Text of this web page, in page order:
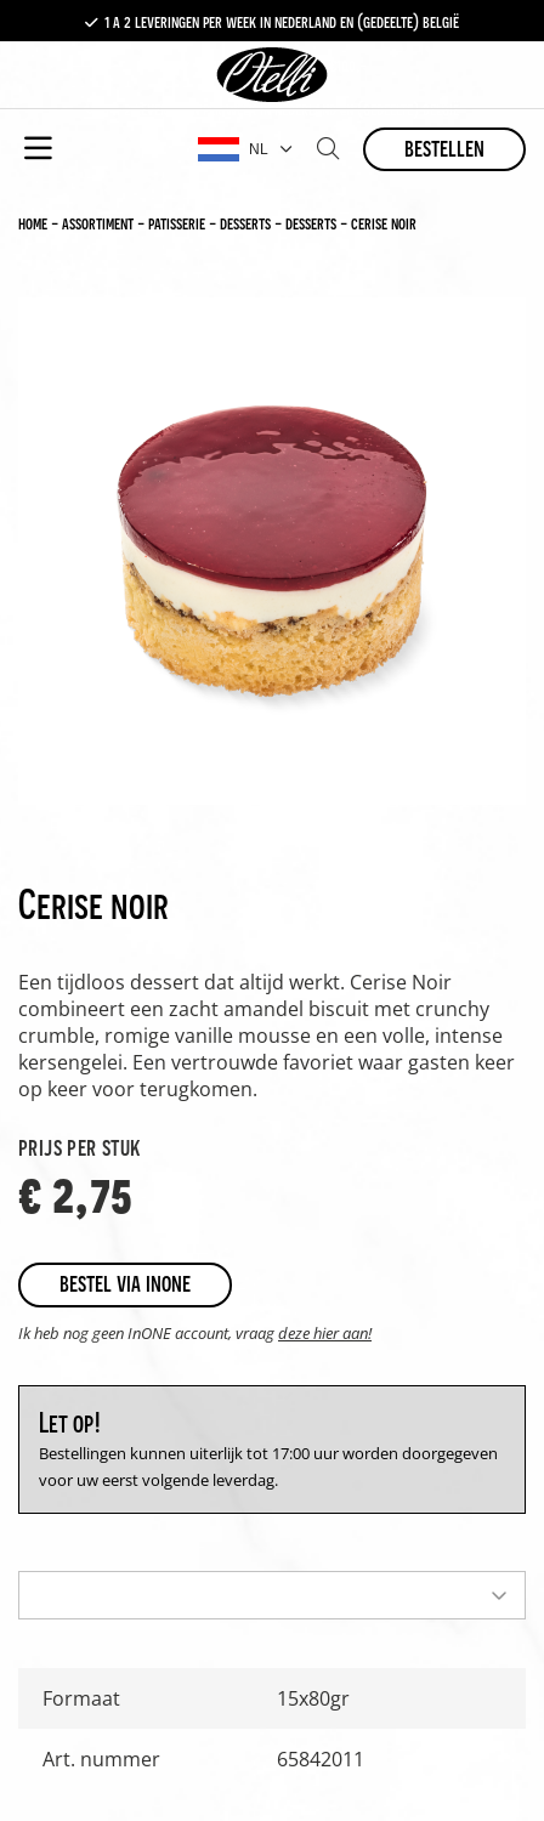
1 a 2 leveringen per week in nederland en (gedeelte) belgië
gratis levering vanaf €100,-
1 a 2 leveringen per week in nederland en (gedeelte) belgië
NL bestellen
home-assortiment-patisserie-desserts-desserts-cerise noir
Cerise noir
Een tijdloos dessert dat altijd werkt. Cerise Noir
combineert een zacht amandel biscuit met crunchy
crumble, romige vanille mousse en een volle, intense
kersengelei. Een vertrouwde favoriet waar gasten keer
op keer voor terugkomen.
prijs per stuk
€ 2,75
bestel via inone
Ik heb nog geen InONE account, vraagdeze hier aan!
Let op!
Bestellingen kunnen uiterlijk tot 17:00 uur worden doorgegeven
voor uw eerst volgende leverdag.
Formaat 15x80gr
Art. nummer 65842011